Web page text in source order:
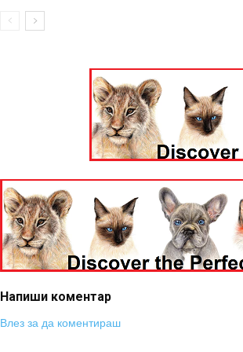
Напиши коментар
Влез за да коментираш